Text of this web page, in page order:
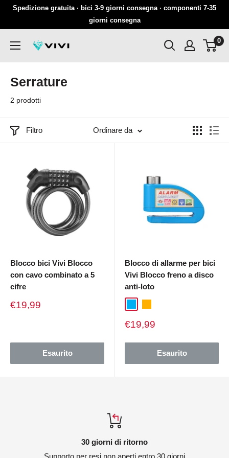
SaltaSpedizione gratuita · bici 3-9 giorni consegna · componenti 7-35
giorni consegna
VIVI
0
Serrature
2 prodotti
Filtro Ordinare da
Blocco bici Vivi Blocco
con cavo combinato a 5
cifre
Prezzo
€19,99
Esaurito
Blocco di allarme per bici
Vivi Blocco freno a disco
anti-loto
Prezzo
vendita
€19,99
Esaurito
30 giorni di ritorno
Supporto per resi non aperti entro 30 giorni